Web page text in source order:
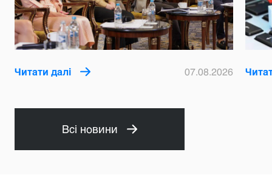
Читати далі 07.08.2026
Всі новини